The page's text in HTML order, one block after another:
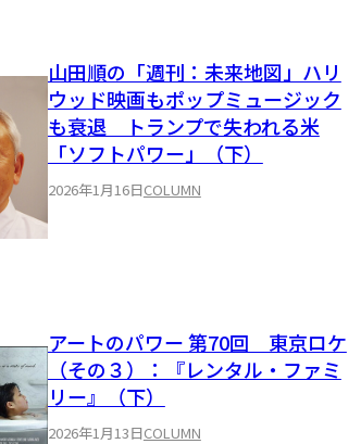
山田順の「週刊：未来地図」ハリ
ウッド映画もポップミュージック
も衰退 トランプで失われる米
「ソフトパワー」（下）
2026年1月16日COLUMN
アートのパワー 第70回 東京ロケ
（その３）：『レンタル・ファミ
リー』（下）
2026年1月13日COLUMN